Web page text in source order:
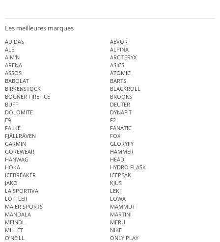
Les meilleures marques
ADIDAS
AEVOR
ALÉ
ALPINA
AIM'N
ARC'TERYX
ARENA
ASICS
ASSOS
ATOMIC
BABOLAT
BARTS
BIRKENSTOCK
BLACKROLL
BOGNER FIRE+ICE
BROOKS
BUFF
DEUTER
DOLOMITE
DYNAFIT
E9
F2
FALKE
FANATIC
FJÄLLRÄVEN
FOX
GARMIN
GLORYFY
GOREWEAR
HAMMER
HANWAG
HEAD
HOKA
HYDRO FLASK
ICEBREAKER
ICEPEAK
JAKO
KJUS
LA SPORTIVA
LEKI
LÖFFLER
LOWA
MAIER SPORTS
MAMMUT
MANDALA
MARTINI
MEINDL
MERU
MILLET
NIKE
O'NEILL
ONLY PLAY